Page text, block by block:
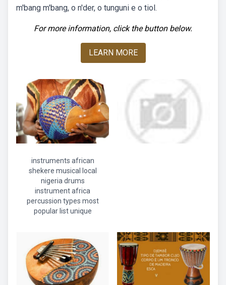
m'bang m'bang, o n'der, o tunguni e o tiol.
For more information, click the button below.
LEARN MORE
instruments african
shekere musical local
nigeria drums
instrument africa
percussion types most
popular list unique